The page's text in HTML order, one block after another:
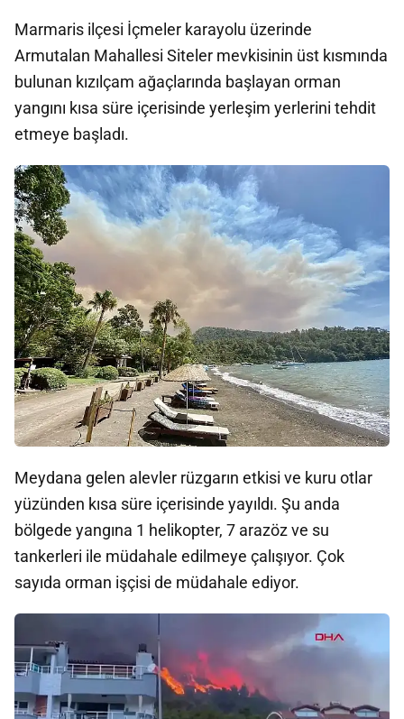
Marmaris ilçesi İçmeler karayolu üzerinde
Armutalan Mahallesi Siteler mevkisinin üst kısmında
bulunan kızılçam ağaçlarında başlayan orman
yangını kısa süre içerisinde yerleşim yerlerini tehdit
etmeye başladı.
Meydana gelen alevler rüzgarın etkisi ve kuru otlar
yüzünden kısa süre içerisinde yayıldı. Şu anda
bölgede yangına 1 helikopter, 7 arazöz ve su
tankerleri ile müdahale edilmeye çalışıyor. Çok
sayıda orman işçisi de müdahale ediyor.